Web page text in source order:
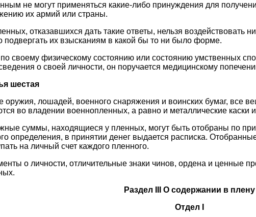
не могут применяться какие-либо принуждения для
их армий или страны.
отказавшихся дать такие ответы, нельзя воздействовать
подвергать их взысканиям в какой бы то ни было форме.
своему физическому состоянию или состоянию умственных
о своей личности, он поручается медицинскому
шестая
оружия, лошадей, военного снаряжения и воинских бумаг, все
во владении военнопленных, а равно и металлические каски
суммы, находящиеся у пленных, могут быть отобраны по
определения, в принятии денег выдается расписка.
на личный счет каждого пленного.
о личности, отличительные знаки чинов, ордена и ценные
Раздел III О содержании в плену
Отдел I